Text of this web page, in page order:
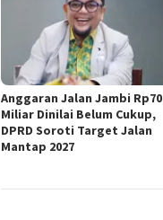
Anggaran Jalan Jambi Rp70
Miliar Dinilai Belum Cukup,
DPRD Soroti Target Jalan
Mantap 2027